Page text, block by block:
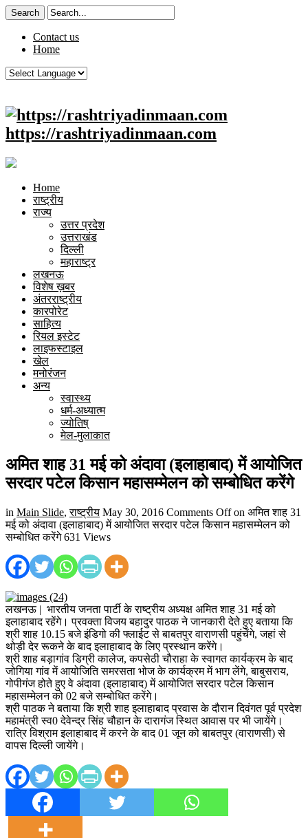
Contact us
Home
https://rashtriyadinmaan.com
Home
राष्ट्रीय
राज्य
उत्तर प्रदेश
उत्तराखंड
दिल्ली
महाराष्ट्र
लखनऊ
विशेष ख़बर
अंतरराष्ट्रीय
कारपोरेट
साहित्य
रियल इस्टेट
लाइफस्टाइल
खेल
मनोरंजन
अन्य
स्वास्थ्य
धर्म-अध्यात्म
ज्योतिष्
मेल-मुलाकात
अमित शाह 31 मई को अंदावा (इलाहाबाद) में आयोजित
सरदार पटेल किसान महासम्मेलन को सम्बोधित करेंगे
in Main Slide,राष्ट्रीय May 30, 2016 Comments Offon अमित शाह 31
मई को अंदावा (इलाहाबाद) में आयोजित सरदार पटेल किसान महासम्मेलन को
सम्बोधित करेंगे 631 Views
लखनऊ | भारतीय जनता पार्टी के राष्ट्रीय अध्यक्ष अमित शाह 31 मई को
इलाहाबाद रहेंगे। प्रवक्ता विजय बहादुर पाठक ने जानकारी देते हुए बताया कि
श्री शाह 10.15 बजे इंडिगो की फ्लाईट से बाबतपुर वाराणसी पहुंचेंगे, जहां से
थोड़ी देर रूकने के बाद इलाहाबाद के लिए प्रस्थान करेंगे।
श्री शाह बड़ागांव डिग्री कालेज, कपसेठी चौराहा के स्वागत कार्यक्रम के बाद
जोगिया गांव में आयोजिति समरसता भोज के कार्यक्रम में भाग लेंगे, बाबुसराय,
गोपीगंज होते हुए वे अंदावा (इलाहाबाद) में आयोजित सरदार पटेल किसान
महासम्मेलन को 02 बजे सम्बोधित करेंगे।
श्री पाठक ने बताया कि श्री शाह इलाहाबाद प्रवास के दौरान दिवंगत पूर्व प्रदेश
महामंत्री स्व0 देवेन्द्र सिंह चौहान के दारागंज स्थित आवास पर भी जायेंगे।
रात्रि विश्राम इलाहाबाद में करने के बाद 01 जून को बाबतपुर (वाराणसी) से
वापस दिल्ली जायेंगे।